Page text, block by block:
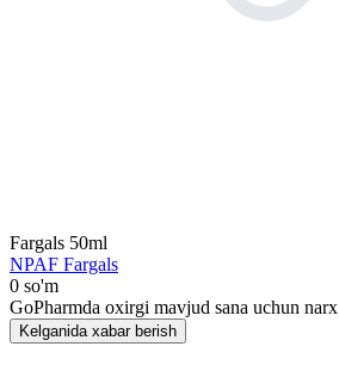
Fargals 50ml
NPAF Fargals
0 so'm
GoPharmda oxirgi mavjud sana uchun narx
Kelganida xabar berish